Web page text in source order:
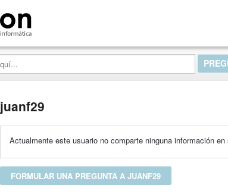
juanf29
Actualmente este usuario no comparte ninguna información en
FORMULAR UNA PREGUNTA A JUANF29